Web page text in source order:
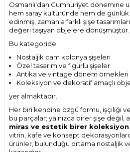
Osmanlı’dan Cumhuriyet dönemine
hem saray kültüründe hem de
edinmiş; zamanla farklı şişe
değeri taşıyan objelere dönüşmüştür.
Bu kategoride;
Nostaljik cam kolonya şişeleri
Özel tasarım ve figürlü şişeler
Antika ve vintage dönem örnekleri
Koleksiyon ve dekoratif amaçlı
yer almaktadır.
Her biri kendine özgü formu, işçiliği
bu parçalar; yalnızca birer şişe değil,
miras ve estetik birer
vitrin, kafe ve konsept
ürünler, bulunduğu ortama nostaljik